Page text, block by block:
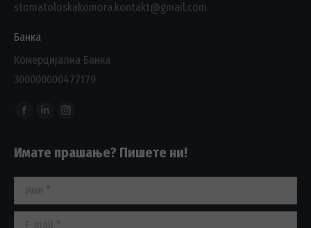
stomatoloskakomora.kontakt@gmail.com
Банка
Комерцијална Банка
300000000477179
Find us on:
Facebook
opens
window
Linkedin
opens
window
Instagram
opens
window
Имате прашање? Пишете ни!